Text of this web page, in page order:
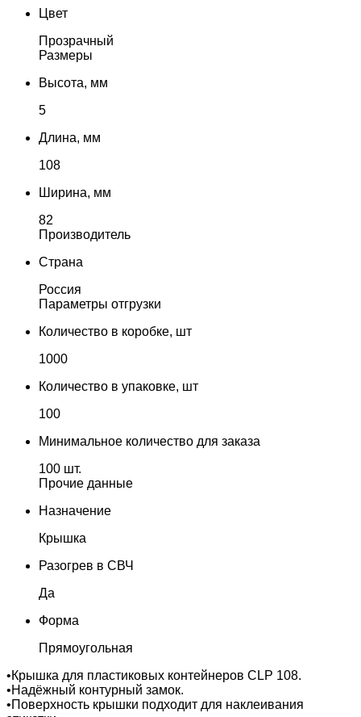
Цвет
Прозрачный
Размеры
Высота, мм
5
Длина, мм
108
Ширина, мм
82
Производитель
Страна
Россия
Параметры отгрузки
Количество в коробке, шт
1000
Количество в упаковке, шт
100
Минимальное количество для заказа
100 шт.
Прочие данные
Назначение
Крышка
Разогрев в СВЧ
Да
Форма
Прямоугольная
•Крышка для пластиковых контейнеров CLP 108.
•Надёжный контурный замок.
•Поверхность крышки подходит для наклеивания